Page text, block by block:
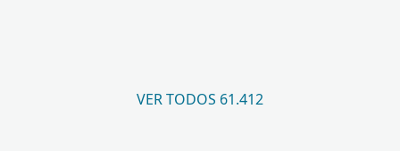
VER TODOS 61.412